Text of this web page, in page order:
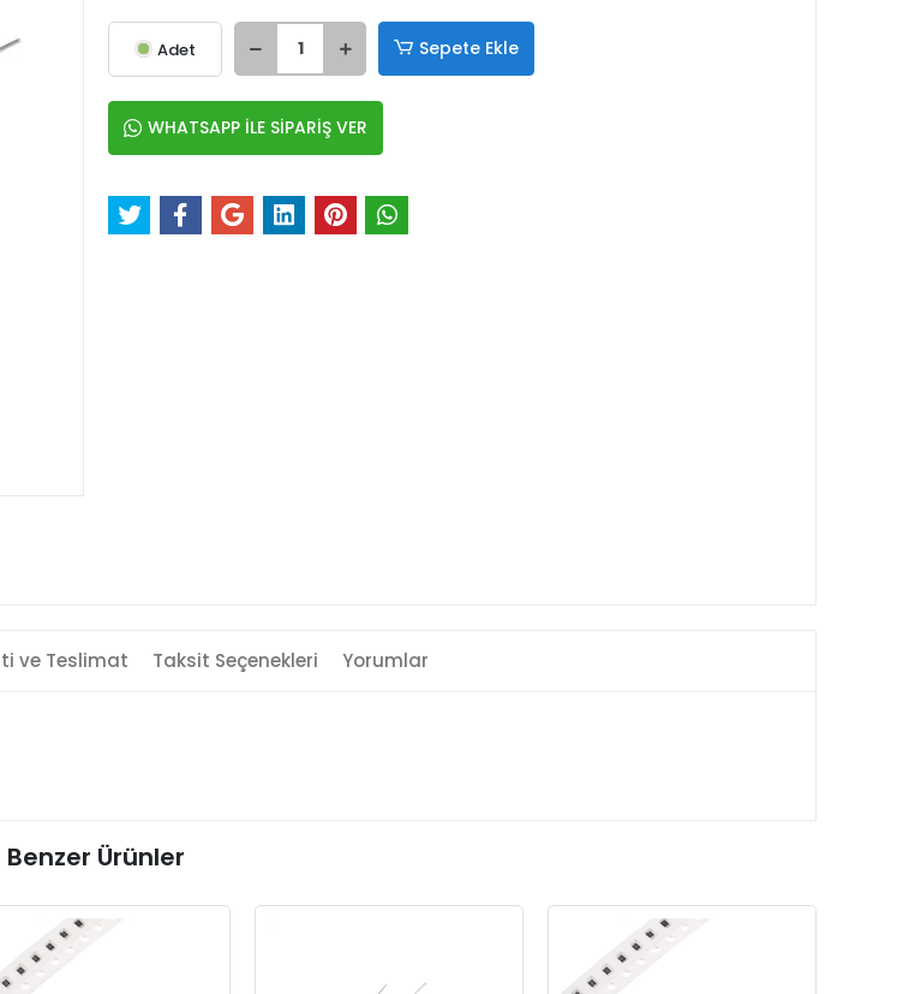
Adet Sepete Ekle
WHATSAPP İLE SİPARİŞ VER
ve Teslimat Taksit Seçenekleri Yorumlar
Benzer Ürünler